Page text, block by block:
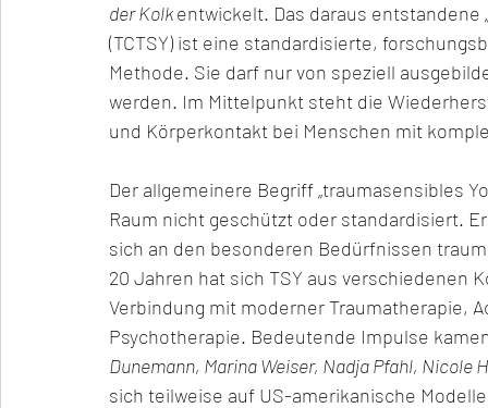
der Kolk entwickelt. Das daraus entstandene
(TCTSY) ist eine standardisierte,
Methode. Sie darf nur von speziell
werden. Im Mittelpunkt steht die
und Körperkontakt bei Menschen mit
Der allgemeinere Begriff „traumasensibles
Raum nicht geschützt oder standardisiert.
sich an den besonderen Bedürfnissen
20 Jahren hat sich TSY aus verschiedenen
Verbindung mit moderner Traumatherapie,
Psychotherapie. Bedeutende Impulse
Dunemann, Marina Weiser, Nadja Pfahl, Nicole
sich teilweise auf US-amerikanische